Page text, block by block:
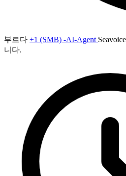
부르다 +1 (SMB) -AI-Agent
니다.